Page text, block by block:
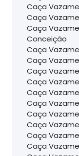
Caça
Caça
Caça
Conceição
Caça
Caça
Caça
Caça
Caça
Caça
Caça
Caça
Caça
Caça